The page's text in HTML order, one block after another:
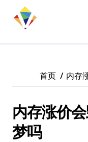
首页 内存
内存涨价
梦吗